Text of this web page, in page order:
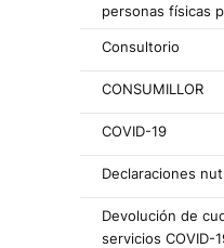
personas físicas
Consultorio
CONSUMILLOR
COVID-19
Declaraciones
Devolución de
servicios COVID-